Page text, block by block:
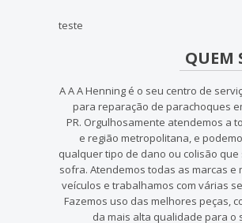
teste
QUEM
A A A Henning é o seu centro de
para reparação de parachoques
PR. Orgulhosamente atendemos a
e região metropolitana, e
qualquer tipo de dano ou colisão que
sofra. Atendemos todas as marcas e
veículos e trabalhamos com várias
Fazemos uso das melhores peças,
da mais alta qualidade para o